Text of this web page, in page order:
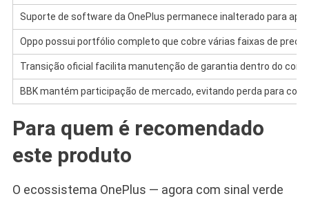
Suporte de software da OnePlus permanece inalterado para
Oppo possui portfólio completo que cobre várias faixas de preço.
Transição oficial facilita manutenção de garantia dentro do
BBK mantém participação de mercado, evitando perda para
Para quem é recomendado
este produto
O ecossistema OnePlus — agora com sinal verde